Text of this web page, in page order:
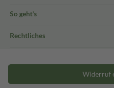
So geht's
Rechtliches
Widerruf